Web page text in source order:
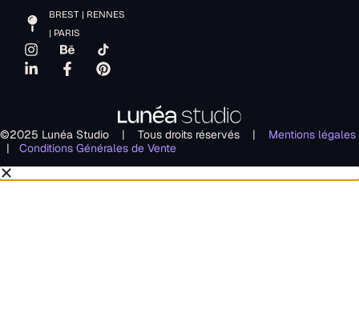
BREST | RENNES
| PARIS
©2025 Lunéa Studio | Tous droits réservés | Mentions légales
| Conditions Générales de Vente